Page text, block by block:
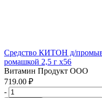
Средство КИТОН д/
ромашкой 2,5 г x56
Витамин Продукт ООО
719.00 ₽
-